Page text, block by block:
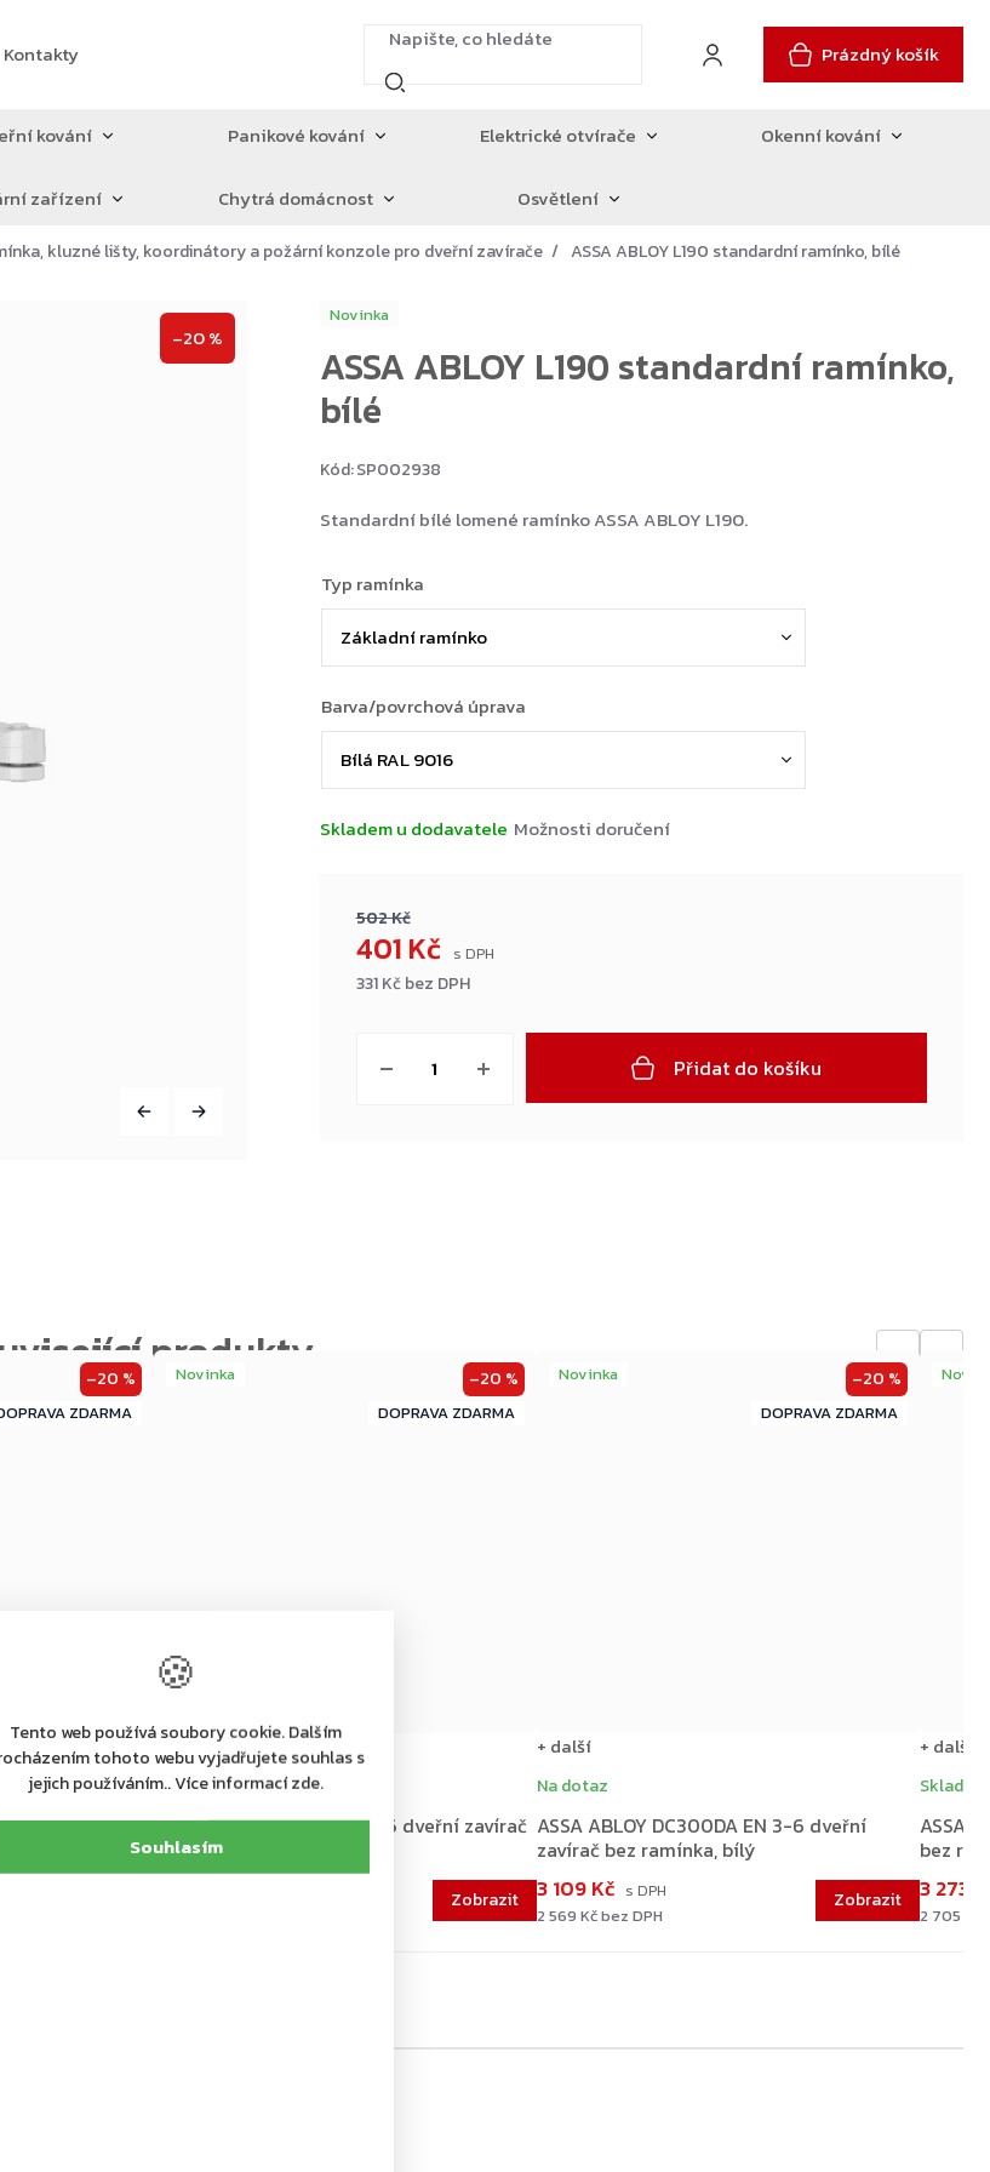
🍪
Tento web používá soubory cookie. Dalším
tohoto webu vyjadřujete souhlas s
jejich používáním.. Více informací zde.
Souhlasím
Kontakty Prázdný košík
kování Panikové kování Elektrické otvírače
Okenní kování
zařízení Chytrá domácnost Osvětlení
kluzné lišty, koordinátory a požární konzole pro dveřní zavírače ASSA ABLOY L190 standardní ramínko, bílé
Novinka
ASSA ABLOY L190 standardní ramínko,
bílé
Kód:SP002938
–20 %
502 Kč
401 Kč
331 Kč bez DPH
Skladem u dodavatele Možnosti doručení
Typ ramínka
Barva/povrchová úprava
Přidat do košíku
Standardní bílé lomené ramínko ASSA ABLOY L190.
ZDARMA
–20 %
4 dveřní zavírač
Novinka
ZDARMA
–20 %
ASSA ABLOY DC300 EN 3-6 dveřní zavírač
bez ramínka, bílý
Skladem u dodavatele
+ další
Novinka
ZDARMA
–20 %
ASSA ABLOY DC300DA EN 3-6 dveřní
zavírač bez ramínka, bílý
Na dotaz
2 569 Kč bez DPH
3 109 Kč
+ další
ASSA
bez
2 705 Kč
3 273
+ další
226 806 200